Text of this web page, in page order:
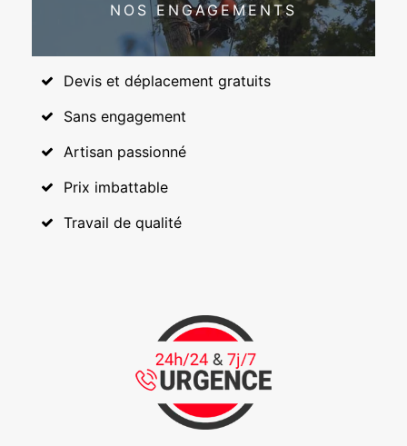
NOS ENGAGEMENTS
Devis et déplacement gratuits
Sans engagement
Artisan passionné
Prix imbattable
Travail de qualité